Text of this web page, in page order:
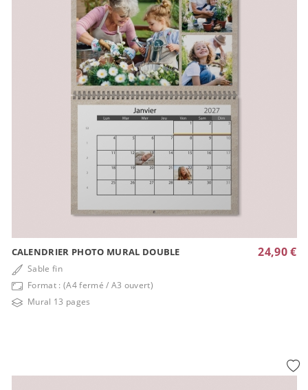
CALENDRIER PHOTO MURAL DOUBLE
Sable fin
Format : (A4 fermé / A3 ouvert)
Mural 13 pages
24,90 €